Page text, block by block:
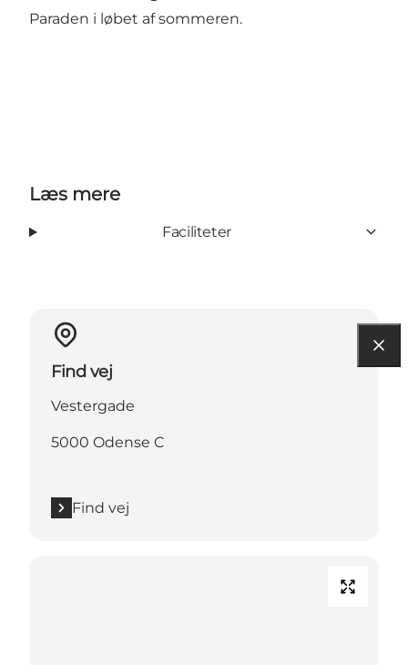
Paraden i løbet af sommeren.
Læs mere
Faciliteter
Find vej
Vestergade
5000 Odense C
Find vej